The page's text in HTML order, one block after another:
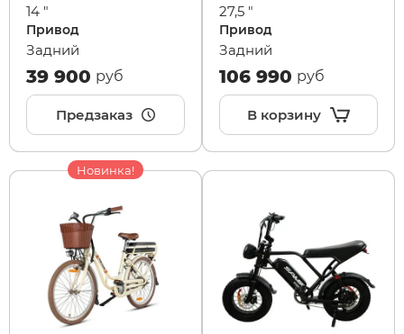
14 "
Привод
Задний
39 900 руб
Предзаказ
27,5 "
Привод
Задний
106 990 руб
В корзину
Новинка!